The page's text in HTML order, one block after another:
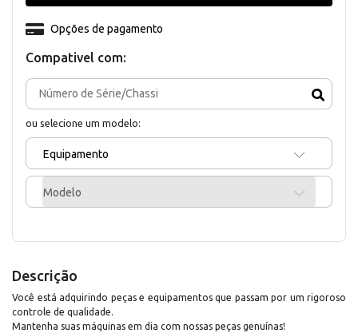
Compativel com:
ou selecione um modelo:
Equipamento
Modelo
Opções de pagamento
Descrição
Você está adquirindo peças e equipamentos que passam por um rigoroso
controle de qualidade.
Mantenha suas máquinas em dia com nossas peças genuínas!